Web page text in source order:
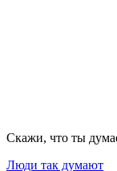
Скажи, что ты
Люди так думают